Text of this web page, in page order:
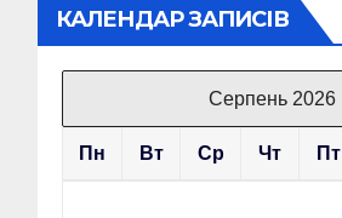
КАЛЕНДАР ЗАПИСІВ
Серпень 2026
Пн Вт Ср Чт Пт